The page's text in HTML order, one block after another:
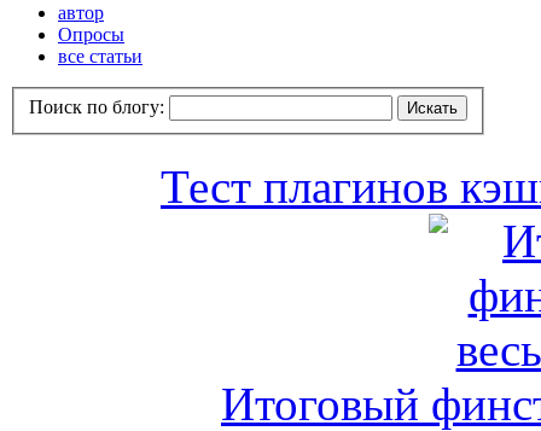
автор
Опросы
все статьи
Поиск по блогу:
Тест плагинов
Итоговый